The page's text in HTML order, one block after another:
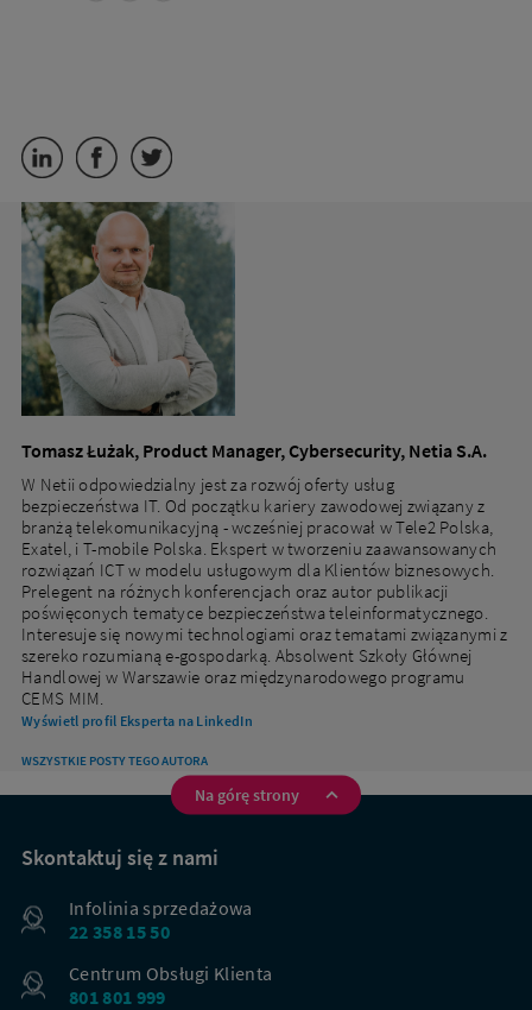
Tomasz Łużak, Product Manager, Cybersecurity, Netia S.A.
W Netii odpowiedzialny jest za rozwój oferty usług
bezpieczeństwa IT. Od początku kariery zawodowej związany z
branżą telekomunikacyjną - wcześniej pracował w Tele2 Polska,
Exatel, i T-mobile Polska. Ekspert w tworzeniu zaawansowanych
rozwiązań ICT w modelu usługowym dla Klientów biznesowych.
Prelegent na różnych konferencjach oraz autor publikacji
poświęconych tematyce bezpieczeństwa teleinformatycznego.
Interesuje się nowymi technologiami oraz tematami związanymi z
szereko rozumianą e-gospodarką. Absolwent Szkoły Głównej
Handlowej w Warszawie oraz międzynarodowego programu
CEMS MIM.
Wyświetl profil Eksperta na LinkedIn
WSZYSTKIE POSTY TEGO AUTORA
Na górę strony
Skontaktuj się z nami
Infolinia sprzedażowa
22 358 15 50
Centrum Obsługi Klienta
801 801 999